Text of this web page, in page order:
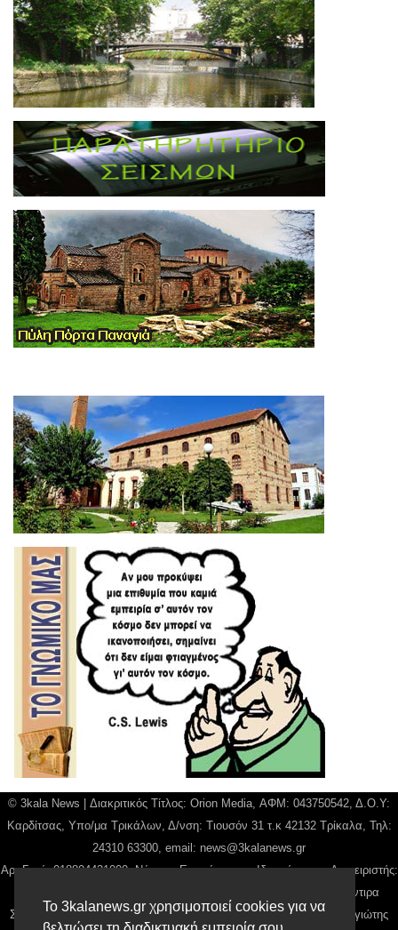
Το 3kalanews.gr χρησιμοποιεί cookies για να
© 3kala News | Διακριτικός Τίτλος: Orion Media, ΑΦΜ: 043750542, Δ.Ο.Υ:
Καρδίτσας, Υπο/μα Τρικάλων, Δ/νση: Τιουσόν 31 τ.κ 42132 Τρίκαλα, Τηλ:
24310 63300, email: news@3kalanews.gr
Αρ. Γεμή: 018804431000, Νόμιμος Εκπρόσωπος, Ιδιοκτήτης και Διαχειριστής:
Παναγιώτης Φιλίππου, Διευθύντρια: Γιαννουσά Βασιλική, Διευθύντιρα
Σύνταξης: Μπαλαμπάνη Βασιλική. Δικαιούχος domain name Παναγιώτης